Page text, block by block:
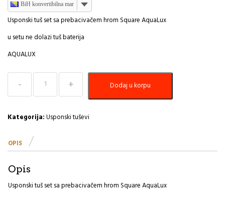
BiH konvertibilna marka
Usponski tuš set sa prebacivačem hrom Square AquaLux
u setu ne dolazi tuš baterija
AQUALUX
Usponski
set
prebacivačem
Square
količina
Dodaj u korpu
Kategorija:Usponski tuševi
OPIS
Opis
Usponski tuš set sa prebacivačem hrom Square AquaLux